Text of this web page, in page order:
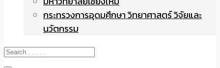
กระทรวงการอุดมศึกษา วิทยาศาสตร์ วิจัยและ
นวัตกรรม